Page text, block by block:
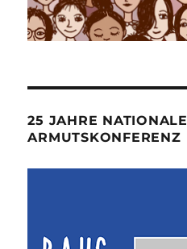
25 JAHRE NATIONALE
ARMUTSKONFERENZ